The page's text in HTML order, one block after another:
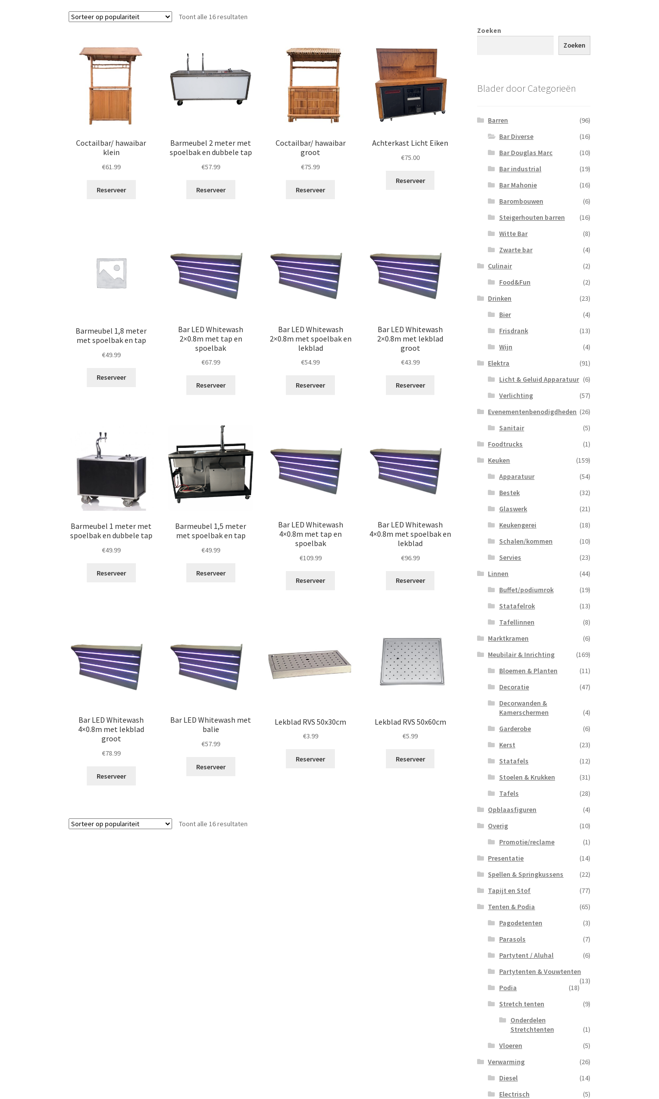
Toont alle 16 resultaten
Coctailbar/ hawaibar
klein
€61.99
Reserveer
Barmeubel 2 meter met
spoelbak en dubbele tap
€57.99
Reserveer
Coctailbar/ hawaibar
groot
€75.99
Reserveer
Achterkast Licht Eiken
€75.00
Reserveer
Barmeubel 1,8 meter
met spoelbak en tap
€49.99
Reserveer
Bar LED Whitewash
2×0.8m met tap en
spoelbak
€67.99
Reserveer
Bar LED Whitewash
2×0.8m met spoelbak en
lekblad
€54.99
Reserveer
Bar LED Whitewash
2×0.8m met lekblad
groot
€43.99
Reserveer
Barmeubel 1 meter met
spoelbak en dubbele tap
€49.99
Reserveer
Barmeubel 1,5 meter
met spoelbak en tap
€49.99
Reserveer
Bar LED Whitewash
4×0.8m met tap en
spoelbak
€109.99
Reserveer
Bar LED Whitewash
4×0.8m met spoelbak en
lekblad
€96.99
Reserveer
Bar LED Whitewash
4×0.8m met lekblad
groot
€78.99
Reserveer
Bar LED Whitewash met
balie
€57.99
Reserveer
Lekblad RVS 50x30cm
€3.99
Reserveer
Lekblad RVS 50x60cm
€5.99
Reserveer
Toont alle 16 resultaten
Zoeken
Zoeken
Blader door Categorieën
Barren
(96)
Bar Diverse
(16)
Bar Douglas Marc
(10)
Bar industrial
(19)
Bar Mahonie
(16)
Barombouwen
(6)
Steigerhouten barren
(16)
Witte Bar
(8)
Zwarte bar
(4)
Culinair
(2)
Food&Fun
(2)
Drinken
(23)
Bier
(4)
Frisdrank
(13)
Wijn
(4)
Elektra
(91)
Licht & Geluid Apparatuur (6)
Verlichting
(57)
Evenementenbenodigdheden (26)
Sanitair
(5)
Foodtrucks
(1)
Keuken
(159)
Apparatuur
(54)
Bestek
(32)
Glaswerk
(21)
Keukengerei
(18)
Schalen/kommen
(10)
Servies
(23)
Linnen
(44)
Buffet/podiumrok
(19)
Statafelrok
(13)
Tafellinnen
(8)
Marktkramen
(6)
Meubilair & Inrichting
(169)
Bloemen & Planten
(11)
Decoratie
(47)
Decorwanden &
Kamerschermen
(4)
Garderobe
(6)
Kerst
(23)
Statafels
(12)
Stoelen & Krukken
(31)
Tafels
(28)
Opblaasfiguren
(4)
Overig
(10)
Promotie/reclame
(1)
Presentatie
(14)
Spellen & Springkussens
(22)
Tapijt en Stof
(77)
Tenten & Podia
(65)
Pagodetenten
(3)
Parasols
(7)
Partytent / Aluhal
(6)
Partytenten & Vouwtenten
(13)
Podia
(18)
Stretch tenten
(9)
Onderdelen
Stretchtenten
(1)
Vloeren
(5)
Verwarming
(26)
Diesel
(14)
Electrisch
(5)